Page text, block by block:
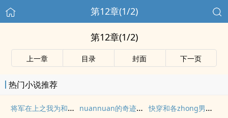
第12章(1/2)
第12章(1/2)
上一章 目录 封面 下一页
热门小说推荐
将军在上之我为和谐zuo贡献!（GB/女攻/1vN/rou/可能包hansm） nuannuan的奇迹穿越【快穿/游戏系统/H】
快穿和各zhong男人啪啪NP（包括系统）